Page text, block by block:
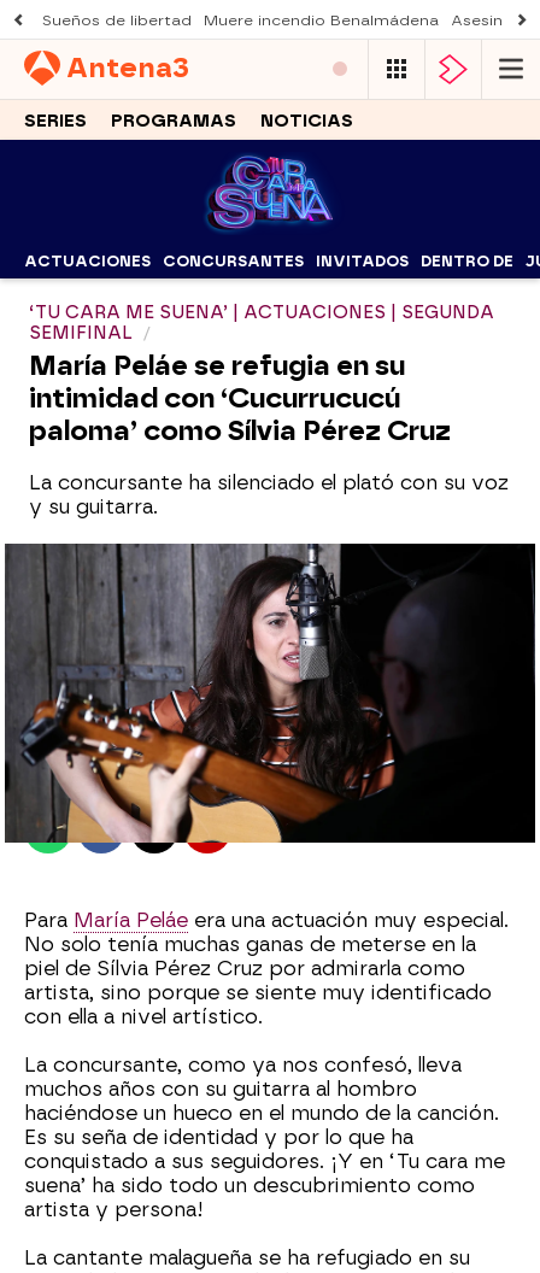
Sueños de libertad Muere incendio Benalmádena Asesinato
Antena3
SERIES PROGRAMAS NOTICIAS
ACTUACIONES CONCURSANTES INVITADOS DENTRO DE
‘TU CARA ME SUENA’ | ACTUACIONES | SEGUNDA
SEMIFINAL
María Peláe se refugia en su
intimidad con ‘Cucurrucucú
paloma’ como Sílvia Pérez Cruz
La concursante ha silenciado el plató con su voz
y su guitarra.
antena3.com
Madrid
Publicado:25 de febrero de 2022, 23:28
WhatsappFacebook
X Flipboard
Para María Peláe era una actuación muy especial.
No solo tenía muchas ganas de meterse en la
piel de Sílvia Pérez Cruz por admirarla como
artista, sino porque se siente muy identificado
con ella a nivel artístico.
La concursante, como ya nos confesó, lleva
muchos años con su guitarra al hombro
haciéndose un hueco en el mundo de la canción.
Es su seña de identidad y por lo que ha
conquistado a sus seguidores. ¡Y en ‘Tu cara me
suena’ ha sido todo un descubrimiento como
artista y persona!
La cantante malagueña se ha refugiado en su